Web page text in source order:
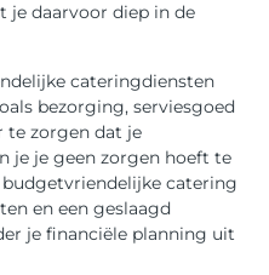
je daarvoor diep in de
cateringdiensten
bezorging, serviesgoed
te zorgen dat je
je je geen zorgen hoeft te
catering
en een geslaagd
je financiële planning uit